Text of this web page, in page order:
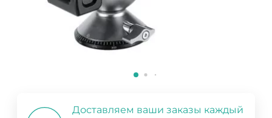
Доставляем ваши заказы каждый